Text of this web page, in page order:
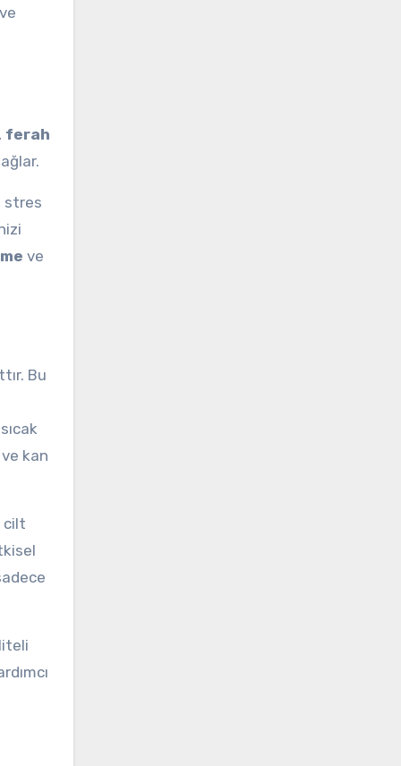
ferah
stres
ve
Bu
kan
cilt